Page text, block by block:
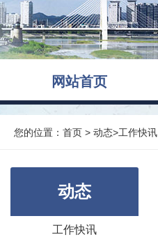
网站首页
您的位置： 首页 > 动态>工作快讯
动态
工作快讯